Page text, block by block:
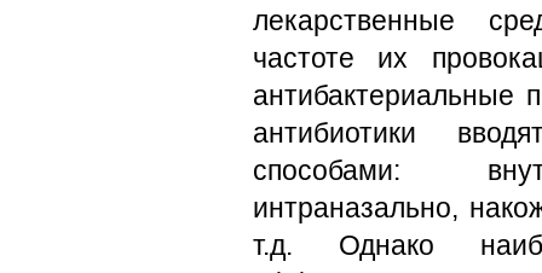
лекарственные
частоте их
антибактериальные
антибиотики
способами:
интраназально,
т.д. Однако